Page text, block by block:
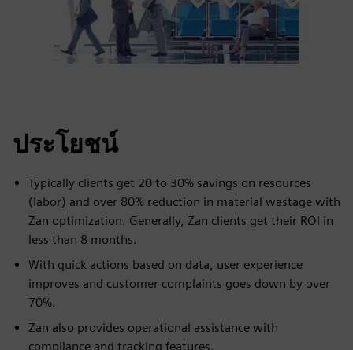
ประโยชน์
Typically clients get 20 to 30% savings on resources
(labor) and over 80% reduction in material wastage with
Zan optimization. Generally, Zan clients get their ROI in
less than 8 months.
With quick actions based on data, user experience
improves and customer complaints goes down by over
70%.
Zan also provides operational assistance with
compliance and tracking features.